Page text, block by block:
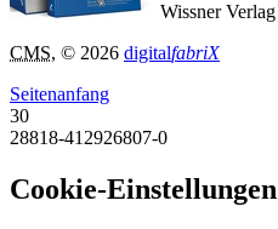
Wissner Verlag
CMS, © 2026 digitalfabriX
Seitenanfang
30
28818-412926807-0
Cookie-Einstellungen